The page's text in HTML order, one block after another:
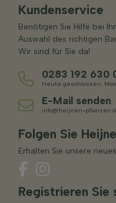
Kundenservice
Benötigen Sie Hilfe bei
Auswahl des richtigen
Wir sind für Sie da!
0283 192 630
Heute geschlossen.
E-Mail senden
info@heijnen-
Folgen Sie
Erhalten Sie unsere
Registrieren Sie